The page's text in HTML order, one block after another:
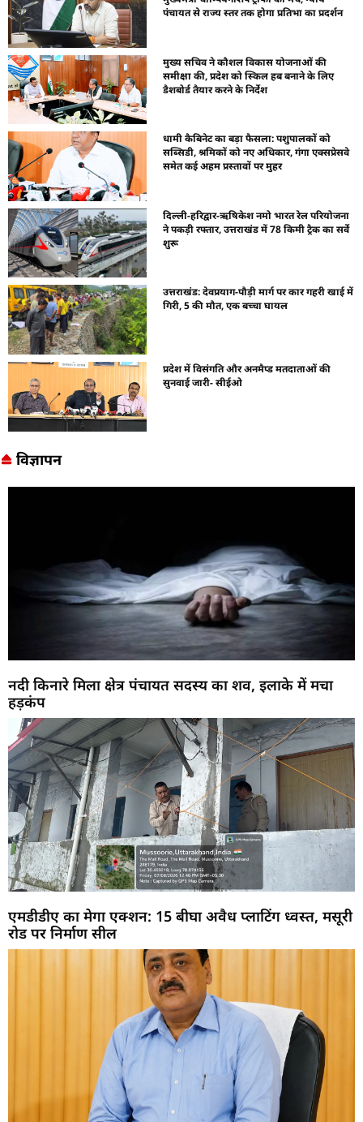
पंचायत से राज्य स्तर तक होगा प्रतिभा का प्रदर्शन
मुख्य सचिव ने कौशल विकास योजनाओं की
समीक्षा की, प्रदेश को स्किल हब बनाने के लिए
डैशबोर्ड तैयार करने के निर्देश
धामी कैबिनेट का बड़ा फैसला: पशुपालकों को
सब्सिडी, श्रमिकों को नए अधिकार, गंगा एक्सप्रेसवे
समेत कई अहम प्रस्तावों पर मुहर
दिल्ली-हरिद्वार-ऋषिकेश नमो भारत रेल परियोजना
ने पकड़ी रफ्तार, उत्तराखंड में 78 किमी ट्रैक का सर्वे
शुरू
उत्तराखंड: देवप्रयाग-पौड़ी मार्ग पर कार गहरी खाई में
गिरी, 5 की मौत, एक बच्चा घायल
प्रदेश में विसंगति और अनमैप्ड मतदाताओं की
सुनवाई जारी- सीईओ
विज्ञापन
नदी किनारे मिला क्षेत्र पंचायत सदस्य का शव, इलाके में मचा
हड़कंप
एमडीडीए का मेगा एक्शन: 15 बीघा अवैध प्लाटिंग ध्वस्त, मसूरी
रोड पर निर्माण सील